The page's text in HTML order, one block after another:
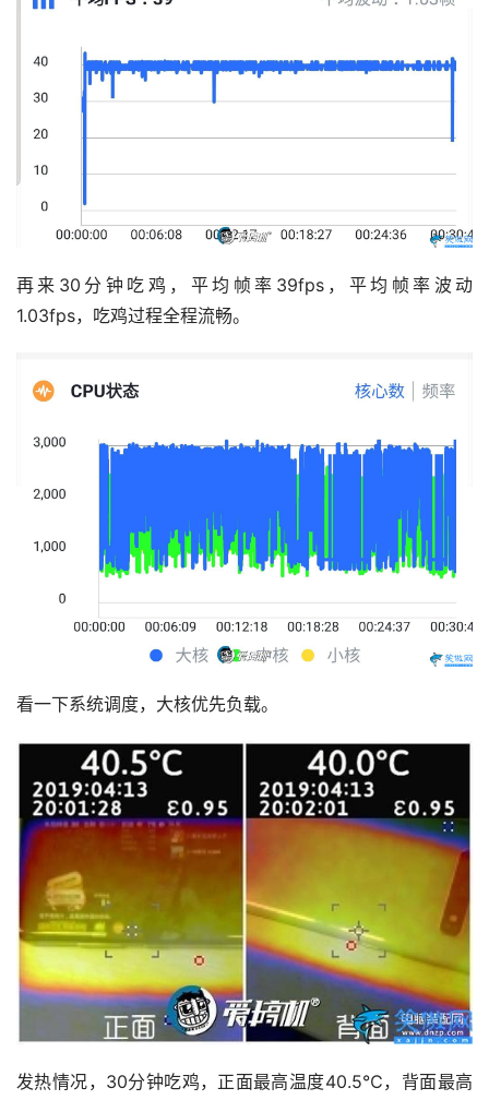
再来30分钟吃鸡，平均帧率39fps，平均帧率波动
1.03fps，吃鸡过程全程流畅。
看一下系统调度，大核优先负载。
发热情况，30分钟吃鸡，正面最高温度40.5℃，背面最高